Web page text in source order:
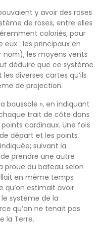
y avoir des roses
de roses, entre elles
coloriés, pour
eux : les principaux en
nom), les moyens vents
déduire que ce système
diverses cartes qu’ils
de projection.
boussole », en indiquant
trait de côte dans
cardinaux. Une fois
départ et les points
suivant la
prendre une autre
proue du bateau selon
en même temps
qu’on estimait avoir
système de la
qu’on ne tenait pas
la Terre.